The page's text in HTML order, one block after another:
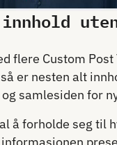
flere Custom
er nesten alt
samlesiden for
å forholde seg til